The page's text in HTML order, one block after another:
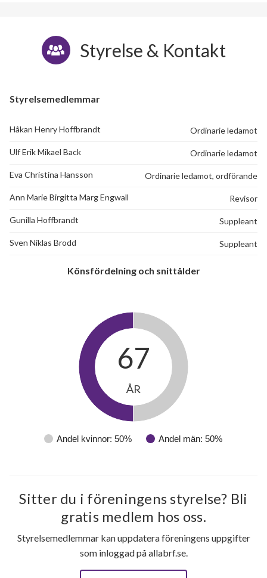
Styrelse & Kontakt
Styrelsemedlemmar
Håkan Henry Hoffbrandt Ordinarie ledamot
Ulf Erik Mikael Back Ordinarie ledamot
Eva Christina Hansson Ordinarie ledamot, ordförande
Ann Marie Birgitta Marg Engwall Revisor
Gunilla Hoffbrandt Suppleant
Sven Niklas Brodd Suppleant
Könsfördelning och snittålder
Andel kvinnor: 50% Andel män: 50%
67
ÅR
Sitter du i föreningens styrelse? Bli
gratis medlem hos oss.
Styrelsemedlemmar kan uppdatera föreningens uppgifter
som inloggad på allabrf.se.